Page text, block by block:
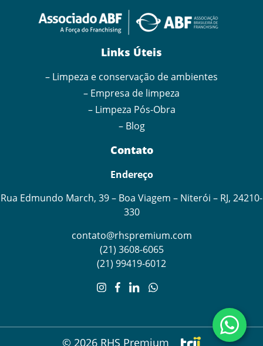
Links Úteis
– Limpeza e conservação de ambientes
– Empresa de limpeza
– Limpeza Pós-Obra
– Blog
Contato
Endereço
Rua Edmundo March, 39 – Boa Viagem – Niterói – RJ, 24210-
330
contato@rhspremium.com
(21) 3608-6065
(21) 99419-6012
© 2026 RHS Premium
Utilizamos cookies para melhorar sua experiência no site e
analisar o tráfego. Ao continuar navegando, você concorda
conforme a LGPD.
Aceitar